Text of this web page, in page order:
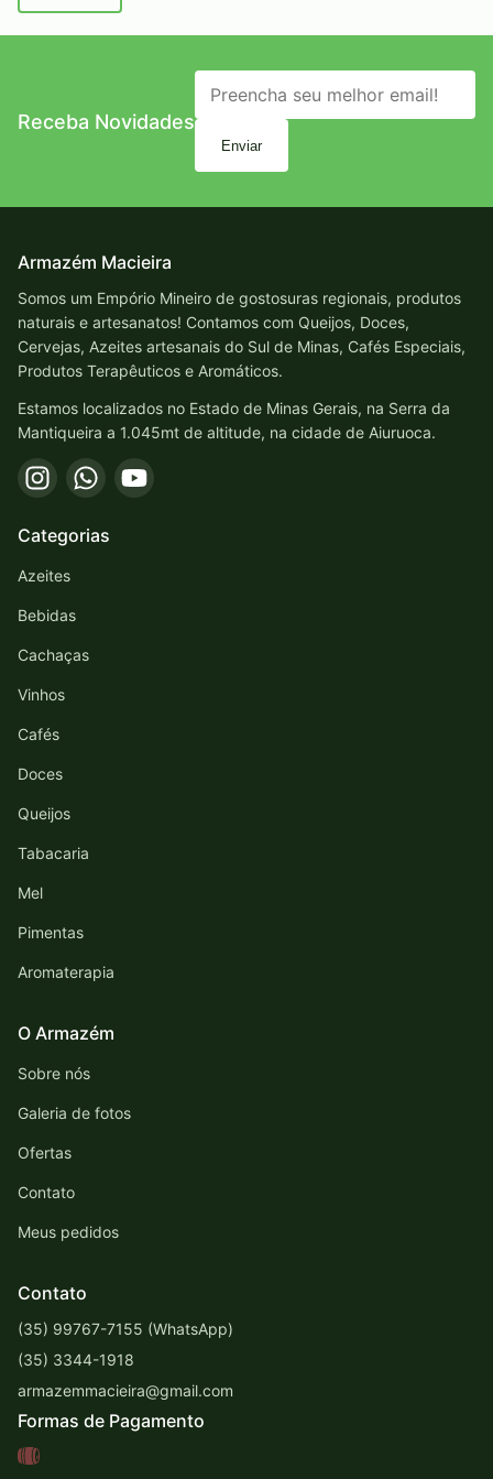
Receba Novidades
Enviar
Armazém Macieira
Somos um Empório Mineiro de gostosuras regionais, produtos
naturais e artesanatos! Contamos com Queijos, Doces,
Cervejas, Azeites artesanais do Sul de Minas, Cafés Especiais,
Produtos Terapêuticos e Aromáticos.
Estamos localizados no Estado de Minas Gerais, na Serra da
Mantiqueira a 1.045mt de altitude, na cidade de Aiuruoca.
Categorias
Azeites
Bebidas
Cachaças
Vinhos
Cafés
Doces
Queijos
Tabacaria
Mel
Pimentas
Aromaterapia
O Armazém
Sobre nós
Galeria de fotos
Ofertas
Contato
Meus pedidos
Contato
(35) 99767-7155 (WhatsApp)
(35) 3344-1918
armazemmacieira@gmail.com
Formas de Pagamento